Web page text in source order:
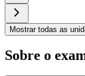
Mostrar todas as
Sobre o